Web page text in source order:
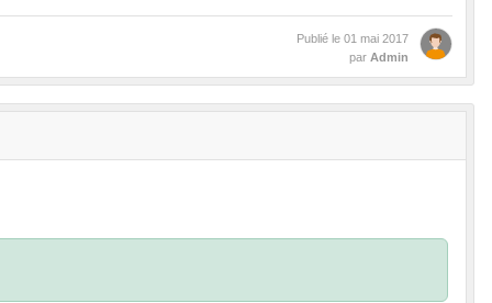
Publié le 01 mai 2017
par Admin